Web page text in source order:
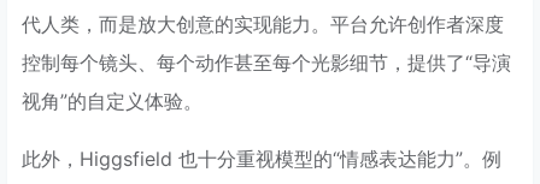
代人类，而是放大创意的实现能力。平台允许创作者深度
控制每个镜头、每个动作甚至每个光影细节，提供了“导演
视角”的自定义体验。
此外，Higgsfield 也十分重视模型的“情感表达能力”。例